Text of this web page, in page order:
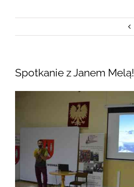
Spotkanie z Janem Melą!
obrazek